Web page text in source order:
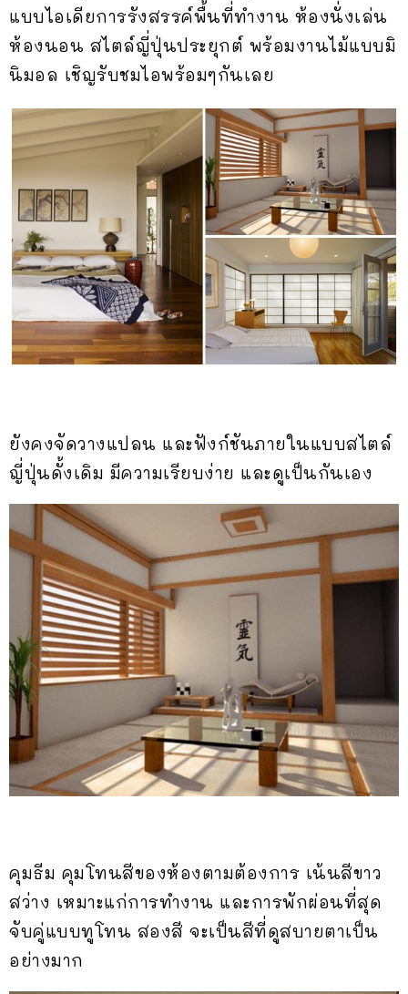
แบบไอเดียการรังสรรค์พื้นที่ทำงาน ห้องนั่งเล่น
ห้องนอน สไตล์ญี่ปุ่นประยุกต์ พร้อมงานไม้แบบมิ
นิมอล เชิญรับชมไอพร้อมๆกันเลย
ยังคงจัดวางแปลน และฟังก์ชันภายในแบบสไตล์
ญี่ปุ่นดั้งเดิม มีความเรียบง่าย และดูเป็นกันเอง
คุมธีม คุมโทนสีของห้องตามต้องการ เน้นสีขาว
สว่าง เหมาะแก่การทำงาน และการพักผ่อนที่สุด
จับคู่แบบทูโทน สองสี จะเป็นสีที่ดูสบายตาเป็น
อย่างมาก